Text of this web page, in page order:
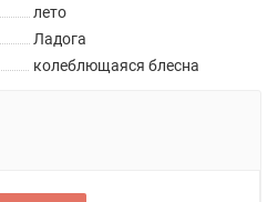
лето
Ладога
колеблющаяся блесна